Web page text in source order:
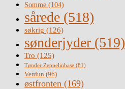
Somme (104)
sårede (518)
søkrig (126)
sønderjyder (519)
Tro (125)
Tønder Zeppelinbase (81)
Verdun (96)
østfronten (169)